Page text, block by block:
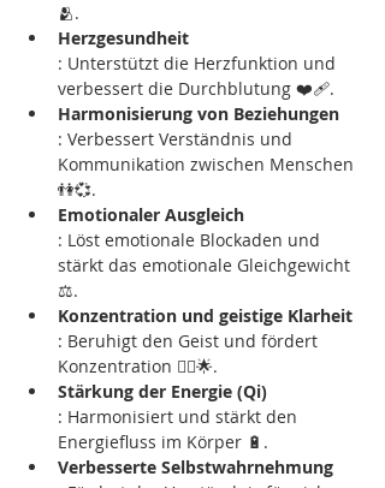
🫂.
Herzgesundheit
: Unterstützt die Herzfunktion und
verbessert die Durchblutung ❤️‍🩹.
Harmonisierung von Beziehungen
: Verbessert Verständnis und
Kommunikation zwischen Menschen
👫💞.
Emotionaler Ausgleich
: Löst emotionale Blockaden und
stärkt das emotionale Gleichgewicht
⚖️.
Konzentration und geistige Klarheit
: Beruhigt den Geist und fördert
Konzentration 🧘‍♂️🌟.
Stärkung der Energie (Qi)
: Harmonisiert und stärkt den
Energiefluss im Körper 🔋.
Verbesserte Selbstwahrnehmung